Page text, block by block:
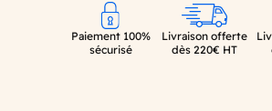
Paiement 100%
sécurisé
Livraison offerte
dès 220€ HT